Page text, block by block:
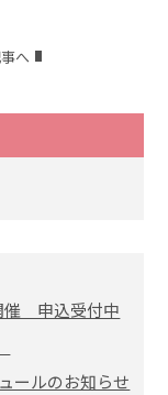
へ
催 申込受付中
ールのお知らせ